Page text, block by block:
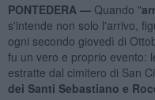
PONTEDERA — Quando "
s'intende non solo l'arrivo,
ogni secondo giovedì di
fu un vero e proprio evento:
estratte dal cimitero di San
dei Santi Sebastiano e